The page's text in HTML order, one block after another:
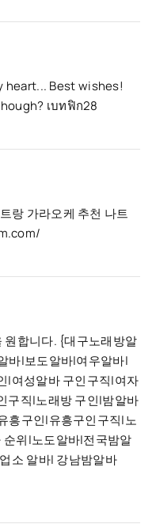
heart... Best wishes!
เบทฟิก28
랑 가라오케 추천 나트
원합니다. {대구노래방알
바|보도알바|여우알바|
|여성알바 구인구직|여자
구직|노래방 구인|밤알바
흥구인|유흥구인구직|노
위|노도알바|전국밤알
소 알바| 강남밤알바